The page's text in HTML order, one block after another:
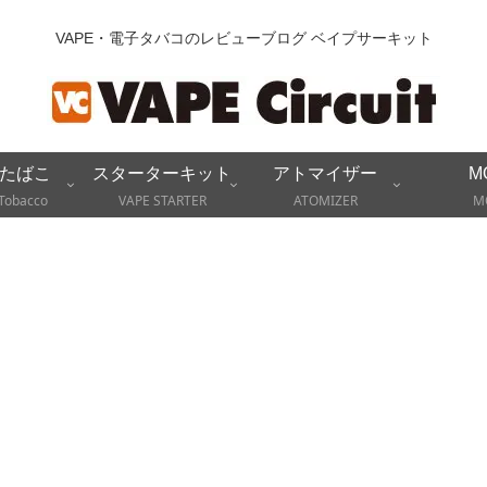
VAPE・電子タバコのレビューブログ ベイプサーキット
ばこ
スターターキット
VAPE STARTER
アトマイザー
ATOMIZER